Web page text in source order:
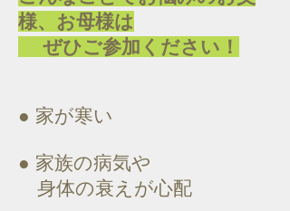
様、お母様は
ぜひご参加ください！
● 家が寒い
● 家族の病気や
身体の衰えが心配